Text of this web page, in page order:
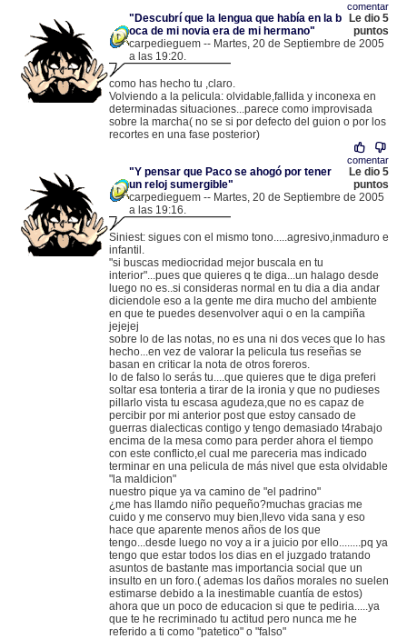
comentar
"Descubrí que la lengua que había en la b
oca de mi novia era de mi hermano"
Le dio 5
puntos
carpedieguem -- Martes, 20 de Septiembre de 2005
a las 19:20.
como has hecho tu ,claro.
Volviendo a la pelicula: olvidable,fallida y inconexa en
determinadas situaciones...parece como improvisada
sobre la marcha( no se si por defecto del guion o por los
recortes en una fase posterior)
comentar
"Y pensar que Paco se ahogó por tener
un reloj sumergible"
Le dio 5
puntos
carpedieguem -- Martes, 20 de Septiembre de 2005
a las 19:16.
Siniest: sigues con el mismo tono.....agresivo,inmaduro e
infantil.
"si buscas mediocridad mejor buscala en tu
interior"...pues que quieres q te diga...un halago desde
luego no es..si consideras normal en tu dia a dia andar
diciendole eso a la gente me dira mucho del ambiente
en que te puedes desenvolver aqui o en la campiña
jejejej
sobre lo de las notas, no es una ni dos veces que lo has
hecho...en vez de valorar la pelicula tus reseñas se
basan en criticar la nota de otros foreros.
lo de falso lo serás tu....que quieres que te diga preferi
soltar esa tonteria a tirar de la ironia y que no pudieses
pillarlo vista tu escasa agudeza,que no es capaz de
percibir por mi anterior post que estoy cansado de
guerras dialecticas contigo y tengo demasiado t4rabajo
encima de la mesa como para perder ahora el tiempo
con este conflicto,el cual me pareceria mas indicado
terminar en una pelicula de más nivel que esta olvidable
"la maldicion"
nuestro pique ya va camino de "el padrino"
¿me has llamdo niño pequeño?muchas gracias me
cuido y me conservo muy bien,llevo vida sana y eso
hace que aparente menos años de los que
tengo...desde luego no voy a ir a juicio por ello........pq ya
tengo que estar todos los dias en el juzgado tratando
asuntos de bastante mas importancia social que un
insulto en un foro.( ademas los daños morales no suelen
estimarse debido a la inestimable cuantía de estos)
ahora que un poco de educacion si que te pediria.....ya
que te he recriminado tu actitud pero nunca me he
referido a ti como "patetico" o "falso"